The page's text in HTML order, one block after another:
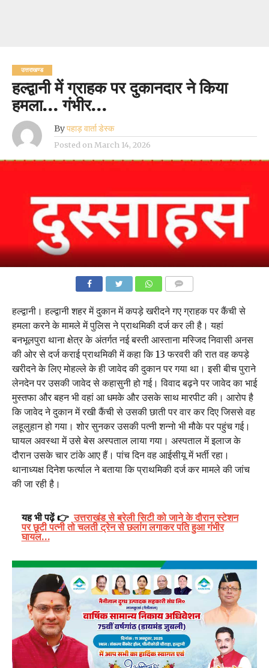
उत्तराखण्ड
हल्द्वानी में ग्राहक पर दुकानदार ने किया
हमला… गंभीर…
Byपहाड़ वार्ता डेस्क
Posted on March 14, 2026
हल्द्वानी। हल्द्वानी शहर में दुकान में कपड़े खरीदने गए ग्राहक पर कैंची से
हमला करने के मामले में पुलिस ने प्राथमिकी दर्ज कर ली है। यहां
बनभूलपुरा थाना क्षेत्र के अंतर्गत नई बस्ती आस्ताना मस्जिद निवासी अनस
की ओर से दर्ज कराई प्राथमिकी में कहा कि 13 फरवरी की रात वह कपड़े
खरीदने के लिए मोहल्ले के ही जावेद की दुकान पर गया था। इसी बीच पुराने
लेनदेन पर उसकी जावेद से कहासुनी हो गई। विवाद बढ़ने पर जावेद का भाई
मुस्तफा और बहन भी वहां आ धमके और उसके साथ मारपीट की। आरोप है
कि जावेद ने दुकान में रखी कैंची से उसकी छाती पर वार कर दिए जिससे वह
लहूलुहान हो गया। शोर सुनकर उसकी पत्नी शन्नो भी मौके पर पहुंच गई।
घायल अवस्था में उसे बेस अस्पताल लाया गया। अस्पताल में इलाज के
दौरान उसके चार टांके आए हैं। पांच दिन वह आईसीयू में भर्ती रहा।
थानाध्यक्ष दिनेश फर्त्याल ने बताया कि प्राथमिकी दर्ज कर मामले की जांच
की जा रही है।
यह भी पढ़ें 👉 उत्तराखंड से बरेली सिटी को जाने के दौरान स्टेशन
पर छूटी पत्नी तो चलती ट्रेन से छलांग लगाकर पति हुआ गंभीर
घायल…